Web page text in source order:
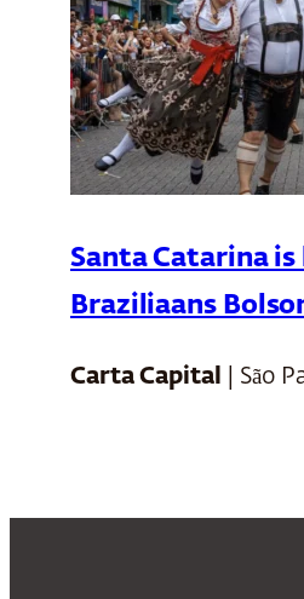
Santa Catarina
Braziliaans
Carta Capital | São